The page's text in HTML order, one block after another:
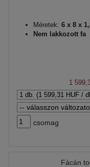
Méretek: 6 x 8 x
Nem lakkozott fa
1
csomag
Fácán